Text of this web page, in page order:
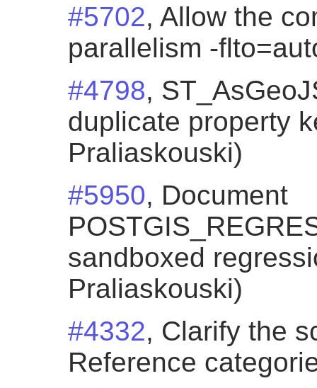
#5702, Allow the
parallelism -
#4798,
duplicate property
Praliaskouski)
#5950, Document
sandboxed
Praliaskouski)
#4332, Clarify the
Reference